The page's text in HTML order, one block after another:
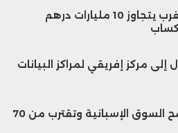
دعم مربي الماشية بالمغرب يتجاوز 10 مليارات درهم
مركز إفريقي لمراكز البيانات
الطماطم المغربية تكتسح السوق الإسبانية وتقترب من 70